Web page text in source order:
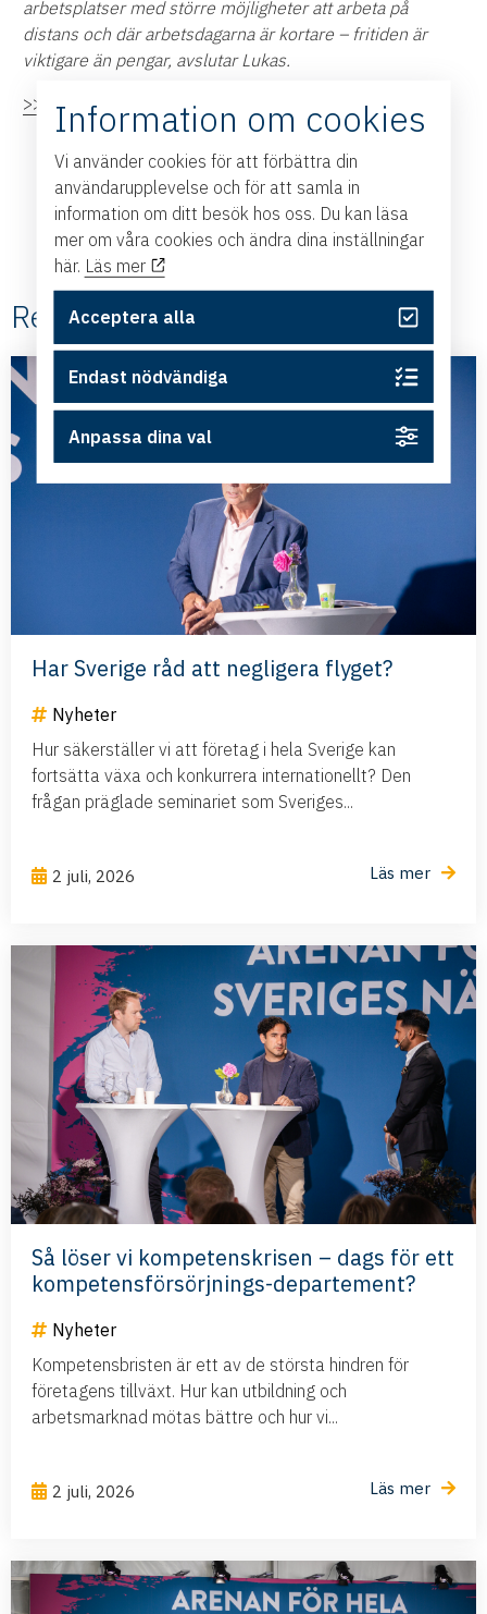
arbetsplatser med större möjligheter att arbeta på
distans och där arbetsdagarna är kortare – fritiden är
viktigare än pengar, avslutar Lukas.
>> Ladda ner rapporten här.
Relaterade #Nyheter
Har Sverige råd att negligera flyget?
Nyheter
Hur säkerställer vi att företag i hela Sverige kan
fortsätta växa och konkurrera internationellt? Den
frågan präglade seminariet som Sveriges...
2 juli, 2026 Läs mer
Så löser vi kompetenskrisen – dags för ett
kompetensförsörjnings-departement?
Nyheter
Kompetensbristen är ett av de största hindren för
företagens tillväxt. Hur kan utbildning och
arbetsmarknad mötas bättre och hur vi...
2 juli, 2026 Läs mer
Information om cookies
Vi använder cookies för att förbättra din
användarupplevelse och för att samla in
information om ditt besök hos oss. Du kan läsa
mer om våra cookies och ändra dina inställningar
här. Läs mer
Acceptera alla
Endast nödvändiga
Anpassa dina val